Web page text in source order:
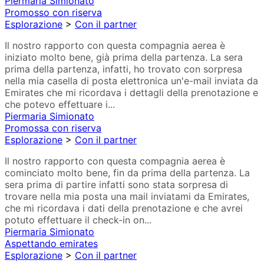
Promosso con riserva
Esplorazione > Con il partner
Il nostro rapporto con questa compagnia aerea è
iniziato molto bene, già prima della partenza. La sera
prima della partenza, infatti, ho trovato con sorpresa
nella mia casella di posta elettronica un'e-mail inviata da
Emirates che mi ricordava i dettagli della prenotazione e
che potevo effettuare i...
Piermaria Simionato
Promossa con riserva
Esplorazione > Con il partner
Il nostro rapporto con questa compagnia aerea è
cominciato molto bene, fin da prima della partenza. La
sera prima di partire infatti sono stata sorpresa di
trovare nella mia posta una mail inviatami da Emirates,
che mi ricordava i dati della prenotazione e che avrei
potuto effettuare il check-in on...
Piermaria Simionato
Aspettando emirates
Esplorazione > Con il partner